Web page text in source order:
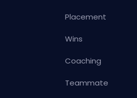
Placement
Wins
Coaching
Teammate